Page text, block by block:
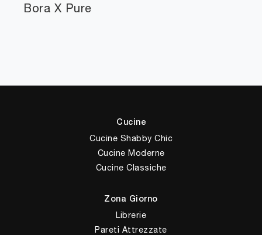
Bora X Pure
Cucine
Cucine Shabby Chic
Cucine Moderne
Cucine Classiche
Zona Giorno
Librerie
Pareti Attrezzate